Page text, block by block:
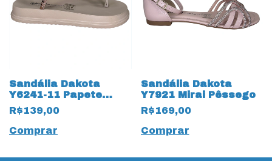
Sandália Dakota
Y6241-11 Papete
Rives Tule Rose
R$139,00
Comprar
Sandália Dakota
Y7921 Mirai Pêssego
R$169,00
Comprar